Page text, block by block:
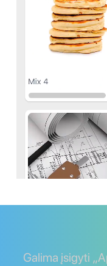
Galima įsigyti